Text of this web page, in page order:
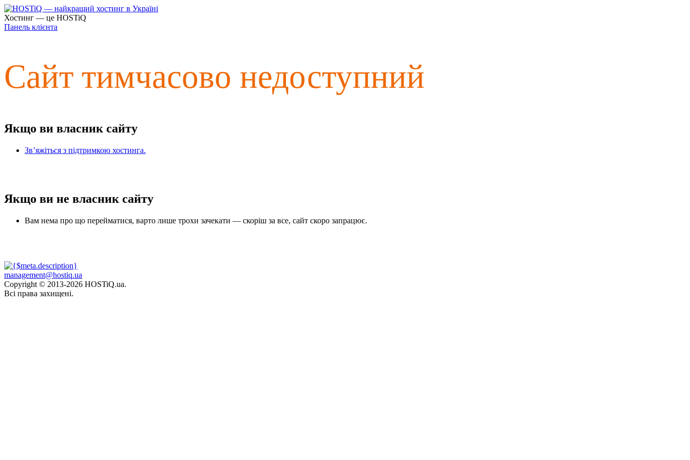
Хостинг — це HOSTiQ
Панель клієнта
Сайт тимчасово недоступний
Якщо ви власник сайту
Зв’яжіться з підтримкою хостинга.
Якщо ви не власник сайту
Вам нема про що перейматися, варто лише трохи зачекати — скоріш за все, сайт скоро запрацює.
management@hostiq.ua
Copyright © 2013-2026 HOSTiQ.ua.
Всі права захищені.